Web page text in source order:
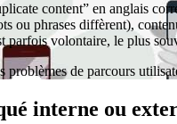
content” en anglais
ou phrases diffèrent),
parfois volontaire, le plus
problèmes de parcours
interne ou